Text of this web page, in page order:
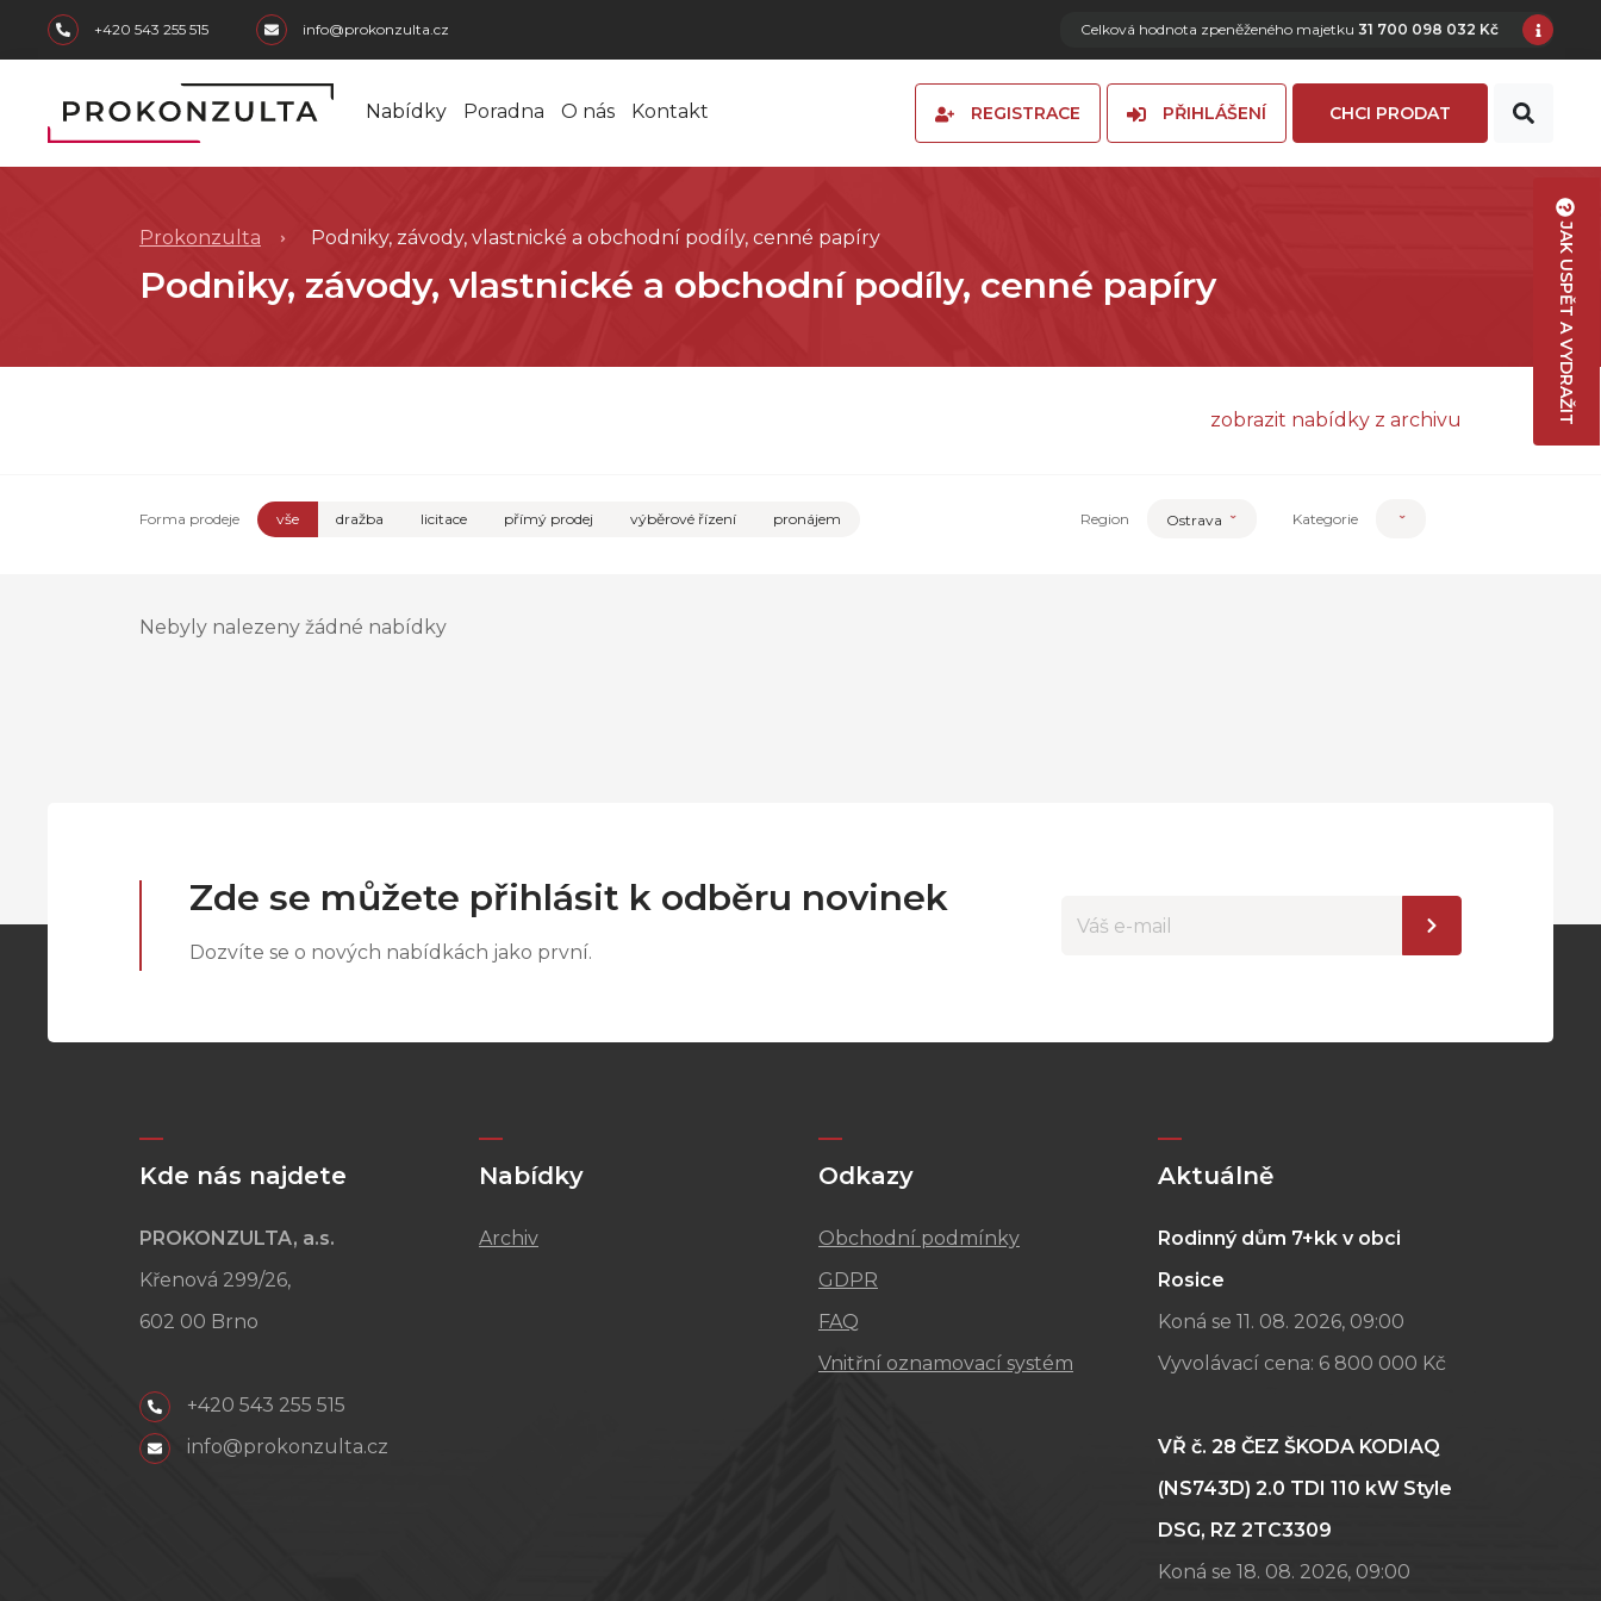
skip to main content
+420 543 255 515 info@prokonzulta.cz Celková hodnota zpeněženého majetku 31 700 098 032 Kč
Nabídky Poradna O nás Kontakt REGISTRACE PŘIHLÁŠENÍ CHCI PRODAT
Prokonzulta Podniky, závody, vlastnické a obchodní podíly, cenné papíry
Podniky, závody, vlastnické a obchodní podíly, cenné papíry
zobrazit nabídky z archivu
Forma prodeje vše dražba licitace přímý prodej výběrové řízení pronájem Region Ostrava Kategorie
Nebyly nalezeny žádné nabídky
JAK USPĚT A VYDRAŽIT
Zde se můžete přihlásit k odběru novinek
Dozvíte se o nových nabídkách jako první.
Kde nás najdete
PROKONZULTA, a.s.
Křenová 299/26,
602 00 Brno
+420 543 255 515
info@prokonzulta.cz
Nabídky
Archiv
Odkazy
Obchodní podmínky
GDPR
FAQ
Vnitřní oznamovací systém
Aktuálně
Rodinný dům 7+kk v obci
Rosice
Koná se 11. 08. 2026, 09:00
Vyvolávací cena: 6 800 000 Kč
VŘ č. 28 ČEZ ŠKODA KODIAQ
(NS743D) 2.0 TDI 110 kW Style
DSG, RZ 2TC3309
Koná se 18. 08. 2026, 09:00